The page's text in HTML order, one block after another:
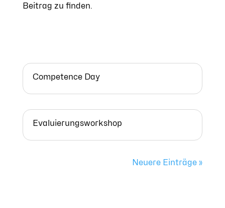
Beitrag zu finden.
Competence Day
Evaluierungsworkshop
Neuere Einträge »